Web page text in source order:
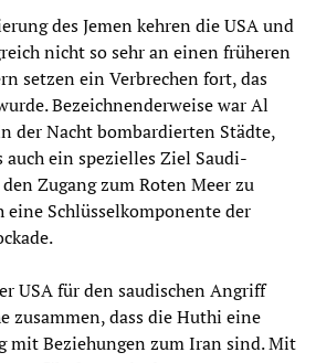
des Jemen kehren die USA und
nicht so sehr an einen früheren
setzen ein Verbrechen fort, das
Bezeichnenderweise war Al
der Nacht bombardierten Städte,
auch ein spezielles Ziel Saudi-
Zugang zum Roten Meer zu
eine Schlüsselkomponente der
USA für den saudischen Angriff
zusammen, dass die Huthi eine
mit Beziehungen zum Iran sind. Mit